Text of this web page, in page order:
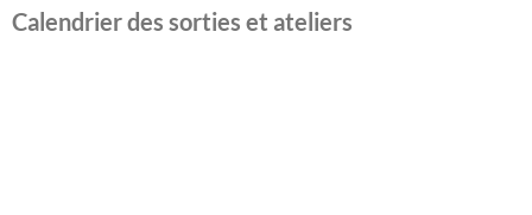
Calendrier des sorties et ateliers